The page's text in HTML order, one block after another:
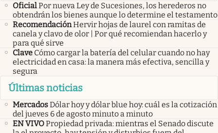
OficialPor nueva Ley de Sucesiones, los herederos no
obtendrán los bienes aunque lo determine el testamento
RecomendaciónHervir hojas de laurel con ramitas de
canela y clavo de olor | Por qué recomiendan hacerlo y
para qué sirve
Clave Cómo cargar la batería del celular cuando no hay
electricidad en casa: la manera más efectiva, sencilla y
segura
Últimas noticias
MercadosDólar hoy y dólar blue hoy: cuál es la cotización
del jueves 6 de agosto minuto a minuto
EN VIVOPropiedad privada: mientras el Senado discute